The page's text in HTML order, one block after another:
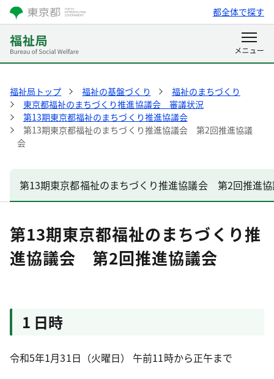
都全体で探す
福祉局トップ 福祉の基盤づくり
福祉のまちづくり
東京都福祉のまちづくり推進協議会 審議状況
第13期東京都福祉のまちづくり推進協議会
第13期東京都福祉のまちづくり推進協議会 第2回推進協議
会
第13期東京都福祉のまちづくり推進協議会 第2回推進
第13期東京都福祉のまちづくり推
進協議会 第2回推進協議会
1 日時
令和5年1月31日（火曜日） 午前11時から正午まで